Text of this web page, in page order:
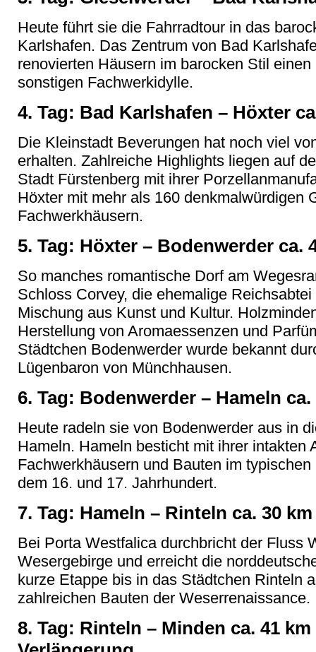
Heute führt sie die Fahrradtour in das
Karlshafen. Das Zentrum von Bad
renovierten Häusern im barocken Stil
sonstigen Fachwerkidylle.
4. Tag: Bad Karlshafen – Höxter
Die Kleinstadt Beverungen hat noch viel
erhalten. Zahlreiche Highlights liegen auf
Stadt Fürstenberg mit ihrer
Höxter mit mehr als 160 denkmalwürdigen
Fachwerkhäusern.
5. Tag: Höxter – Bodenwerder ca.
So manches romantische Dorf am
Schloss Corvey, die ehemalige
Mischung aus Kunst und Kultur.
Herstellung von Aromaessenzen und
Städtchen Bodenwerder wurde bekannt
Lügenbaron von Münchhausen.
6. Tag: Bodenwerder – Hameln ca.
Heute radeln sie von Bodenwerder aus in
Hameln. Hameln besticht mit ihrer intakten
Fachwerkhäusern und Bauten im
dem 16. und 17. Jahrhundert.
7. Tag: Hameln – Rinteln ca. 30 km
Bei Porta Westfalica durchbricht der Fluss
Wesergebirge und erreicht die
kurze Etappe bis in das Städtchen Rinteln
zahlreichen Bauten der Weserrenaissance.
8. Tag: Rinteln – Minden ca. 41